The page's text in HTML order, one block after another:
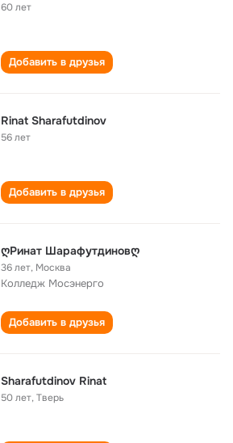
60 лет
Добавить в друзья
Rinat Sharafutdinov
56 лет
Добавить в друзья
ღРинат Шарафутдиновღ
36 лет, Москва
Колледж Мосэнерго
Добавить в друзья
Sharafutdinov Rinat
50 лет,Тверь